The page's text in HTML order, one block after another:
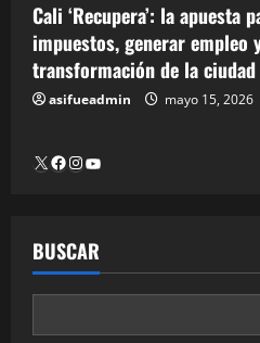
Cali ‘Recupera’: la apuesta
impuestos, generar empleo
transformación de la ciudad
asifueadmin mayo 15, 2026
BUSCAR